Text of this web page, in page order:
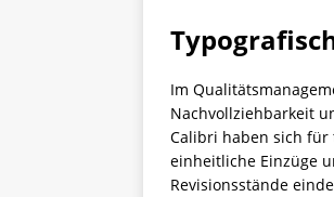
Im
Nachvollziehbarkeit
Calibri haben sich für
einheitliche Einzüge
Revisionsstände